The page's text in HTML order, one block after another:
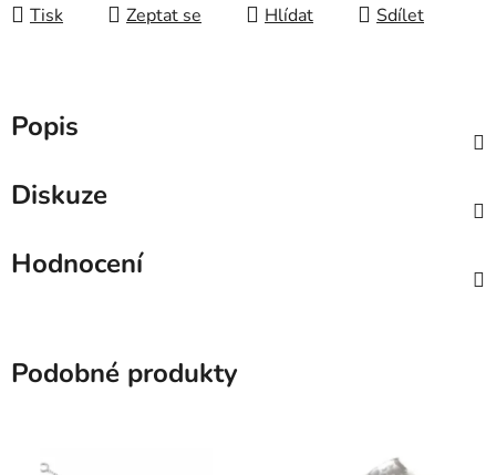
Tisk Zeptat se Hlídat Sdílet
Popis
Diskuze
Hodnocení
Podobné produkty